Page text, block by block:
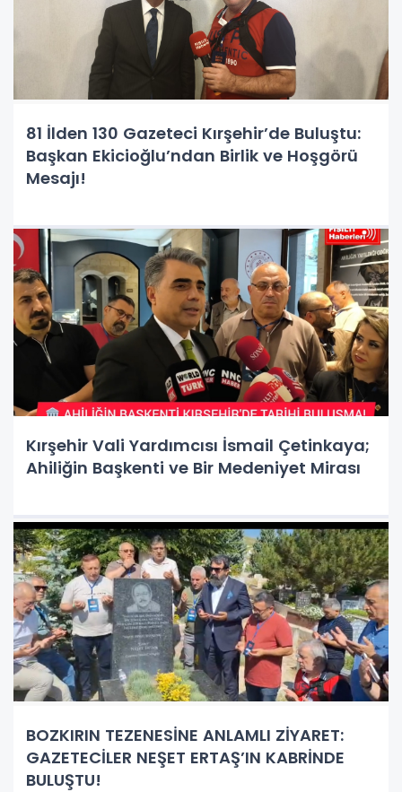
81 İlden 130 Gazeteci Kırşehir’de Buluştu:
Başkan Ekicioğlu’ndan Birlik ve Hoşgörü
Mesajı!
Kırşehir Vali Yardımcısı İsmail Çetinkaya;
Ahiliğin Başkenti ve Bir Medeniyet Mirası
BOZKIRIN TEZENESİNE ANLAMLI ZİYARET:
GAZETECİLER NEŞET ERTAŞ’IN KABRİNDE
BULUŞTU!